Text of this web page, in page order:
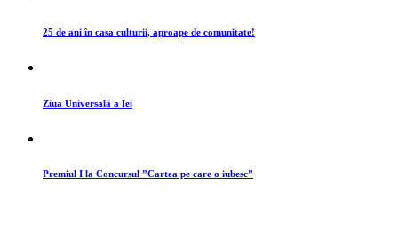
25 de ani în casa culturii, aproape de comunitate!
Ziua Universală a Iei
Premiul I la Concursul ”Cartea pe care o iubesc”